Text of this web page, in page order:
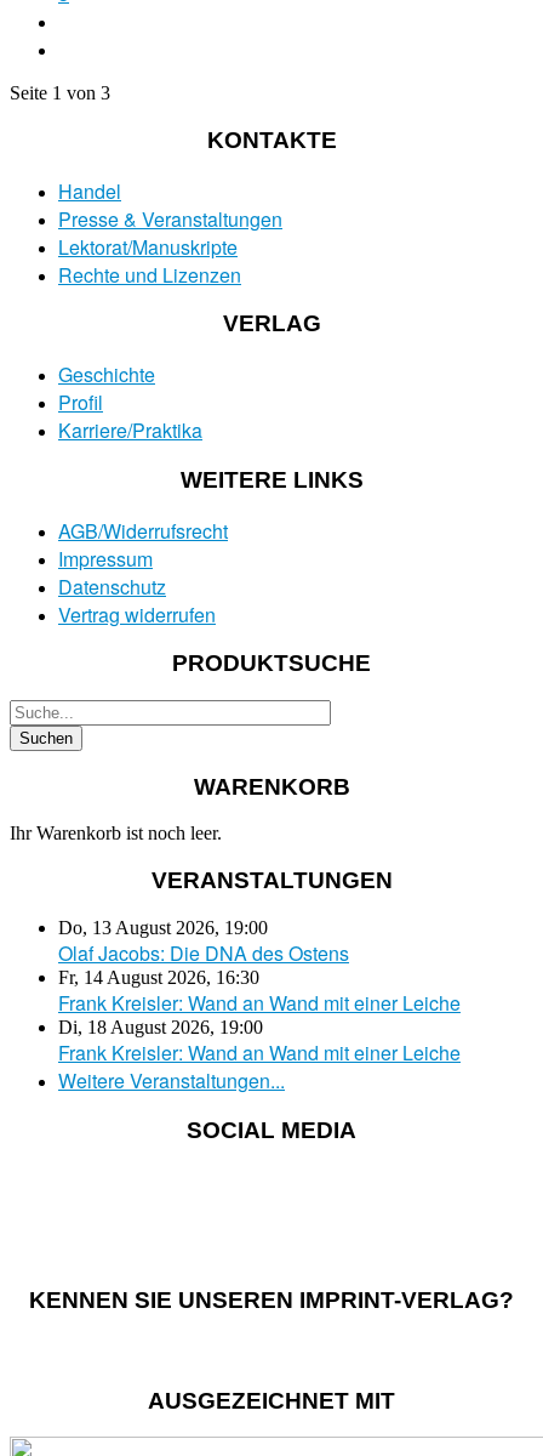
Seite 1 von 3
KONTAKTE
Handel
Presse & Veranstaltungen
Lektorat/Manuskripte
Rechte und Lizenzen
VERLAG
Geschichte
Profil
Karriere/Praktika
WEITERE LINKS
AGB/Widerrufsrecht
Impressum
Datenschutz
Vertrag widerrufen
PRODUKTSUCHE
WARENKORB
Ihr Warenkorb ist noch leer.
VERANSTALTUNGEN
Do, 13 August 2026, 19:00
Olaf Jacobs: Die DNA des Ostens
Fr, 14 August 2026, 16:30
Frank Kreisler: Wand an Wand mit einer Leiche
Di, 18 August 2026, 19:00
Frank Kreisler: Wand an Wand mit einer Leiche
Weitere Veranstaltungen...
SOCIAL MEDIA
KENNEN SIE UNSEREN IMPRINT-VERLAG?
AUSGEZEICHNET MIT